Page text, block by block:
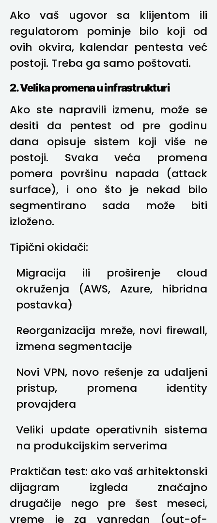
Ako vaš ugovor sa klijentom ili
regulatorom pominje bilo koji od
ovih okvira, kalendar pentesta već
postoji. Treba ga samo poštovati.
2. Velika promena u infrastrukturi
Ako ste napravili izmenu, može se
desiti da pentest od pre godinu
dana opisuje sistem koji više ne
postoji. Svaka veća promena
pomera površinu napada (attack
surface), i ono što je nekad bilo
segmentirano sada može biti
izloženo.
Tipični okidači:
Migracija ili proširenje cloud
okruženja (AWS, Azure, hibridna
postavka)
Reorganizacija mreže, novi firewall,
izmena segmentacije
Novi VPN, novo rešenje za udaljeni
pristup, promena identity
provajdera
Veliki update operativnih sistema
na produkcijskim serverima
Praktičan test: ako vaš arhitektonski
dijagram izgleda značajno
drugačije nego pre šest meseci,